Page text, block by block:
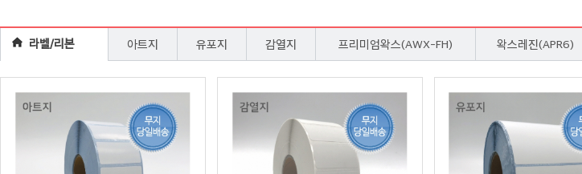
라벨/리본 아트지 유포지 감열지 프리미엄왁스(AWX-FH) 왁스레진(APR6)